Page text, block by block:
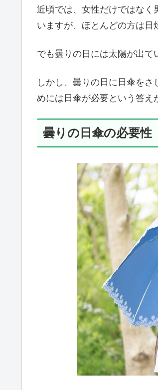
近頃では、女性だけではなく
いますが、ほとんどの方は日
でも曇りの日には太陽が出て
しかし、曇りの日に日傘を
めには日傘が必要という答え
曇りの日傘の必要性